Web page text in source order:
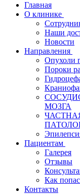
Главная
О клинике
Наши
Новости
Направления
Опухоли
Пороки
МОЗГА
Пациентам
Галерея
Отзывы
Как
Контакты